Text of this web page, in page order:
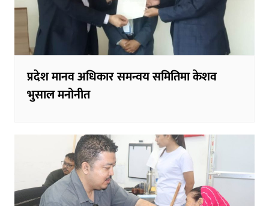
प्रदेश मानव अधिकार समन्वय समितिमा केशव
भुसाल मनोनीत